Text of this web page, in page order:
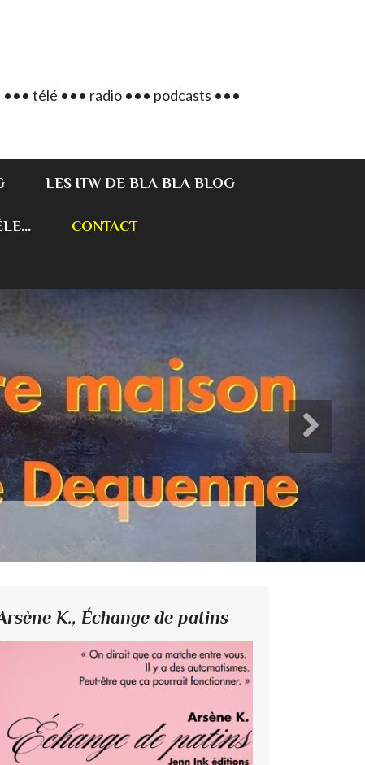
télé ••• radio ••• podcasts •••
LES ITW DE BLA BLA BLOG
CONTACT
K., Échange de patins